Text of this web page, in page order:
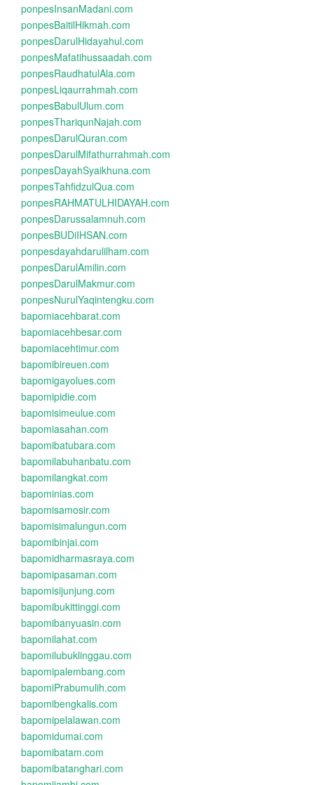
ponpesInsanMadani.com
ponpesBaitilHikmah.com
ponpesDarulHidayahul.com
ponpesMafatihussaadah.com
ponpesRaudhatulAla.com
ponpesLiqaurrahmah.com
ponpesBabulUlum.com
ponpesThariqunNajah.com
ponpesDarulQuran.com
ponpesDarulMifathurrahmah.com
ponpesDayahSyaikhuna.com
ponpesTahfidzulQua.com
ponpesRAHMATULHIDAYAH.com
ponpesDarussalamnuh.com
ponpesBUDiIHSAN.com
ponpesdayahdarulilham.com
ponpesDarulAmilin.com
ponpesDarulMakmur.com
ponpesNurulYaqintengku.com
bapomiacehbarat.com
bapomiacehbesar.com
bapomiacehtimur.com
bapomibireuen.com
bapomigayolues.com
bapomipidie.com
bapomisimeulue.com
bapomiasahan.com
bapomibatubara.com
bapomilabuhanbatu.com
bapomilangkat.com
bapominias.com
bapomisamosir.com
bapomisimalungun.com
bapomibinjai.com
bapomidharmasraya.com
bapomipasaman.com
bapomisijunjung.com
bapomibukittinggi.com
bapomibanyuasin.com
bapomilahat.com
bapomilubuklinggau.com
bapomipalembang.com
bapomiPrabumulih.com
bapomibengkalis.com
bapomipelalawan.com
bapomidumai.com
bapomibatam.com
bapomibatanghari.com